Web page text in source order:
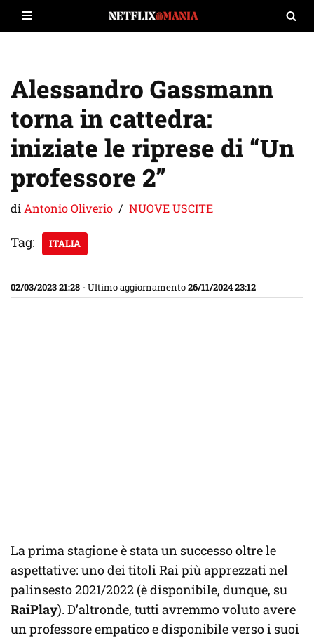
contenuto
Alessandro Gassmann
torna in cattedra:
iniziate le riprese di “Un
professore 2”
di Antonio Oliverio NUOVE USCITE
Tag: ITALIA
02/03/2023 21:28 - Ultimo aggiornamento26/11/2024 23:12
La prima stagione è stata un successo oltre le
aspettative: uno dei titoli Rai più apprezzati nel
palinsesto 2021/2022 (è disponibile, dunque, su
RaiPlay). D’altronde, tutti avremmo voluto avere
un professore empatico e disponibile verso i suoi